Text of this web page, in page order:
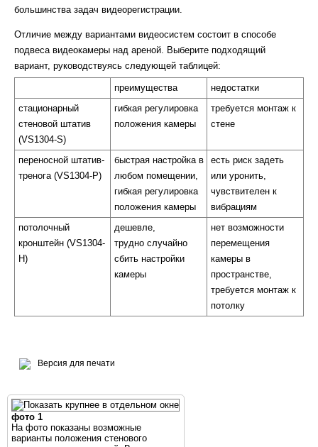
большинства задач видеорегистрации.
Отличие между вариантами видеосистем состоит в способе
подвеса видеокамеры над ареной. Выберите подходящий
вариант, руководствуясь следующей таблицей:
преимущества
недостатки
стационарный
стеновой штатив
(VS1304-S)
гибкая регулировка
положения камеры
требуется монтаж к
стене
переносной штатив-
тренога (VS1304-P)
быстрая настройка в
любом помещении,
гибкая регулировка
положения камеры
есть риск задеть
или уронить,
чувствителен к
вибрациям
потолочный
кронштейн (VS1304-
H)
дешевле,
трудно случайно
сбить настройки
камеры
нет возможности
перемещения
камеры в
пространстве,
требуется монтаж к
потолку
Версия для печати
фото 1
На фото показаны возможные
варианты положения стенового